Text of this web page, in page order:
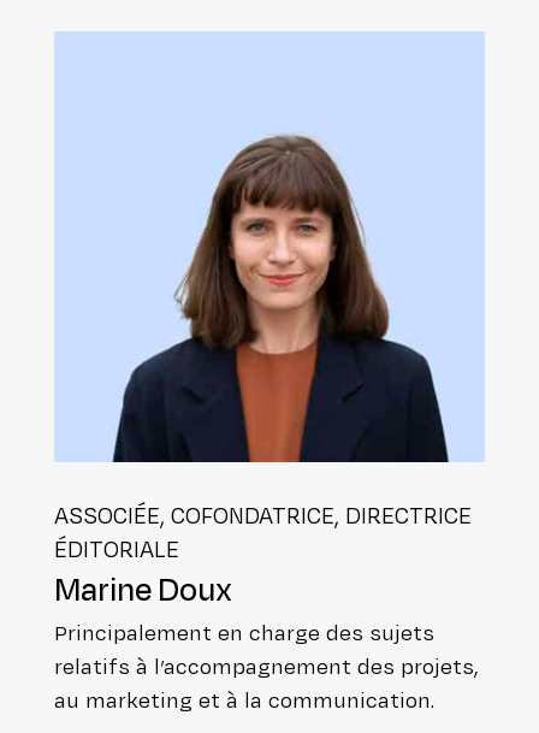
ASSOCIÉE, COFON­DA­TRICE, DIREC­TRICE
ÉDITORIALE
Marine Doux
Prin­ci­pa­le­ment en charge des sujets
relatifs à l’accompagnement des projets,
au marketing et à la communication.